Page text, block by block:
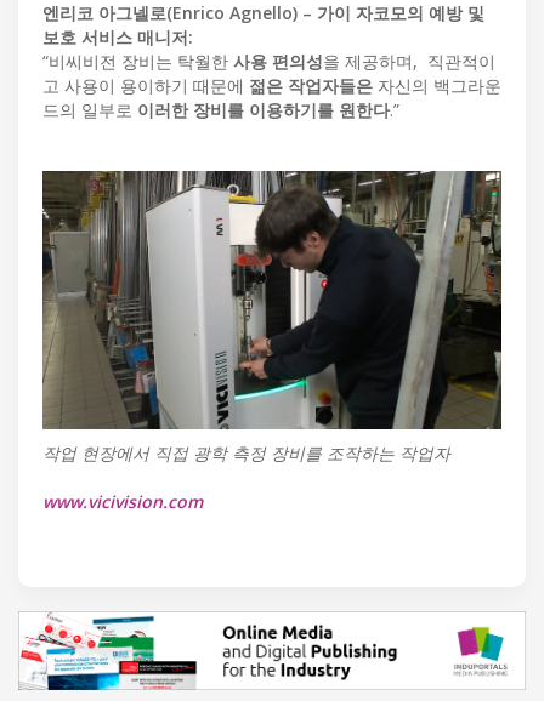
엔리코 아그넬로(Enrico Agnello) – 가이 자코모의 예방 및
보호 서비스 매니저:
“비씨비전 장비는 탁월한 사용 편의성을 제공하며, 직관적이
고 사용이 용이하기 때문에 젊은 작업자들은 자신의 백그라운
드의 일부로 이러한 장비를 이용하기를 원한다.”
작업 현장에서 직접 광학 측정 장비를 조작하는 작업자
www.vicivision.com